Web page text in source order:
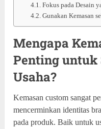
Fokus pada Desain
Gunakan Kemasan
Mengapa
Penting untuk
Usaha?
Kemasan custom sangat
mencerminkan identitas
pada produk. Baik untuk